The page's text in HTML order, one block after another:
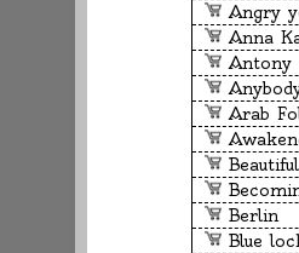
Angry
Anna
Antony
Arab
Berlin
Blue